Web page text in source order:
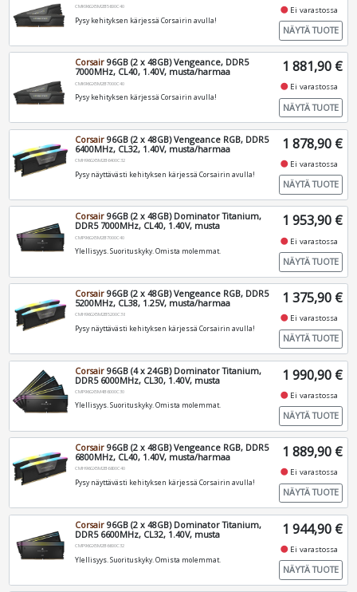
CMK96GX5M2B5600C40
Pysy kehityksen kärjessä Corsairin avulla!
fiber_manual_record Ei varastossa
NÄYTÄ TUOTE
Corsair 96GB (2 x 48GB) Vengeance, DDR5
7000MHz, CL40, 1.40V, musta/harmaa
CMK96GX5M2B7000C40
Pysy kehityksen kärjessä Corsairin avulla!
1 881,90 €
fiber_manual_record Ei varastossa
NÄYTÄ TUOTE
Corsair 96GB (2 x 48GB) Vengeance RGB, DDR5
6400MHz, CL32, 1.40V, musta/harmaa
CMH96GX5M2B6400C32
Pysy näyttävästi kehityksen kärjessä Corsairin avulla!
1 878,90 €
fiber_manual_record Ei varastossa
NÄYTÄ TUOTE
Corsair 96GB (2 x 48GB) Dominator Titanium,
DDR5 7000MHz, CL40, 1.40V, musta
CMP96GX5M2B7000C40
Ylellisyys. Suorituskyky. Omista molemmat.
1 953,90 €
fiber_manual_record Ei varastossa
NÄYTÄ TUOTE
Corsair 96GB (2 x 48GB) Vengeance RGB, DDR5
5200MHz, CL38, 1.25V, musta/harmaa
CMH96GX5M2B5200C38
Pysy näyttävästi kehityksen kärjessä Corsairin avulla!
1 375,90 €
fiber_manual_record Ei varastossa
NÄYTÄ TUOTE
Corsair 96GB (4 x 24GB) Dominator Titanium,
DDR5 6000MHz, CL30, 1.40V, musta
CMP96GX5M4B6000C30
Ylellisyys. Suorituskyky. Omista molemmat.
1 990,90 €
fiber_manual_record Ei varastossa
NÄYTÄ TUOTE
Corsair 96GB (2 x 48GB) Vengeance RGB, DDR5
6800MHz, CL40, 1.40V, musta/harmaa
CMH96GX5M2B6800C40
Pysy näyttävästi kehityksen kärjessä Corsairin avulla!
1 889,90 €
fiber_manual_record Ei varastossa
NÄYTÄ TUOTE
Corsair 96GB (2 x 48GB) Dominator Titanium,
DDR5 6600MHz, CL32, 1.40V, musta
CMP96GX5M2B6600C32
Ylellisyys. Suorituskyky. Omista molemmat.
1 944,90 €
fiber_manual_record Ei varastossa
NÄYTÄ TUOTE